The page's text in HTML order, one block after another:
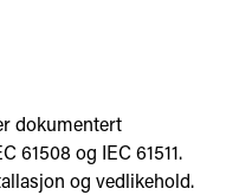
dokumentert
61508 og IEC 61511.
og vedlikehold.